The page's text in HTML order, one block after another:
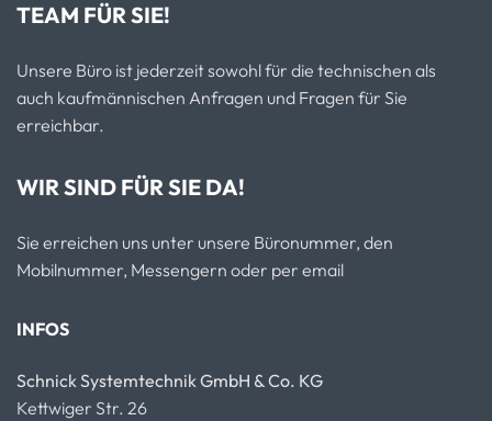
TEAM FÜR SIE!
Unsere Büro ist jederzeit sowohl für die technischen als
auch kaufmännischen Anfragen und Fragen für Sie
erreichbar.
WIR SIND FÜR SIE DA!
Sie erreichen uns unter unsere Büronummer, den
Mobilnummer, Messengern oder per email
INFOS
Schnick Systemtechnik GmbH & Co. KG
Kettwiger Str. 26